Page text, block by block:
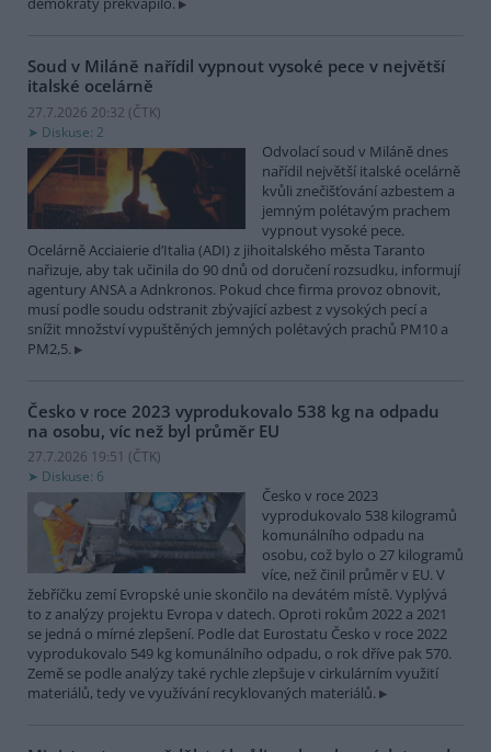
Soud v Miláně nařídil vypnout vysoké pece v největší
italské ocelárně
27.7.2026 20:32 (ČTK)
Diskuse: 2
Odvolací soud v Miláně dnes
nařídil největší italské ocelárně
kvůli znečišťování azbestem a
jemným polétavým prachem
vypnout vysoké pece.
Ocelárně Acciaierie d’Italia (ADI) z jihoitalského města Taranto
nařizuje, aby tak učinila do 90 dnů od doručení rozsudku, informují
agentury ANSA a Adnkronos. Pokud chce firma provoz obnovit,
musí podle soudu odstranit zbývající azbest z vysokých pecí a
snížit množství vypuštěných jemných polétavých prachů PM10 a
PM2,5.
Česko v roce 2023 vyprodukovalo 538 kg na odpadu
na osobu, víc než byl průměr EU
27.7.2026 19:51 (ČTK)
Diskuse: 6
Česko v roce 2023
vyprodukovalo 538 kilogramů
komunálního odpadu na
osobu, což bylo o 27 kilogramů
více, než činil průměr v EU. V
žebříčku zemí Evropské unie skončilo na devátém místě. Vyplývá
to z analýzy projektu Evropa v datech. Oproti rokům 2022 a 2021
se jedná o mírné zlepšení. Podle dat Eurostatu Česko v roce 2022
vyprodukovalo 549 kg komunálního odpadu, o rok dříve pak 570.
Země se podle analýzy také rychle zlepšuje v cirkulárním využití
materiálů, tedy ve využívání recyklovaných materiálů.